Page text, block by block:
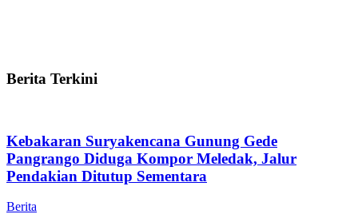
Berita Terkini
Kebakaran Suryakencana Gunung Gede
Pangrango Diduga Kompor Meledak, Jalur
Pendakian Ditutup Sementara
Berita